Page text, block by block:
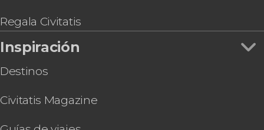
Regala Civitatis
Inspiración
Destinos
Civitatis Magazine